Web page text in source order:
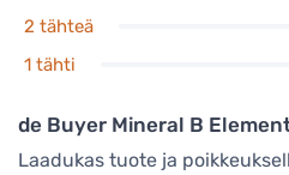
2 tähteä
1 tähti
de Buyer Mineral B
Laadukas tuote ja